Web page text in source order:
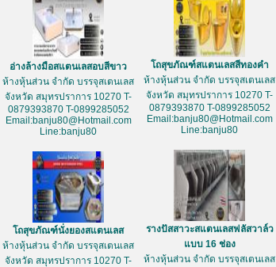
อ่างล้างมือสแตนเลสอบสีขาว
ห้างหุ้นส่วน จำกัด บรรจุสเตนเลส
จังหวัด สมุทรปราการ 10270 T-
0879393870 T-0899285052
Email:banju80@Hotmail.com
Line:banju80
โถสุขภัณฑ์สแตนเลสสีทองคำ
ห้างหุ้นส่วน จำกัด บรรจุสเตนเลส
จังหวัด สมุทรปราการ 10270 T-
0879393870 T-0899285052
Email:banju80@Hotmail.com
Line:banju80
โถสุขภัณฑ์นั่งยองสแตนเลส
ห้างหุ้นส่วน จำกัด บรรจุสเตนเลส
จังหวัด สมุทรปราการ 10270 T-
รางปัสสาวะสแตนเลสฟลัสวาล์ว
แบบ 16 ช่อง
ห้างหุ้นส่วน จำกัด บรรจุสเตนเลส